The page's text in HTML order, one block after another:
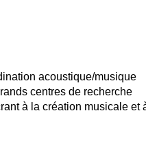
acoustique/musique
centres de recherche
à la création musicale et